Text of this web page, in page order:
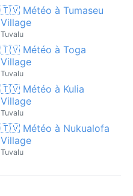
🇹🇻 Météo à Tumaseu
Village
Tuvalu
🇹🇻 Météo à Toga
Village
Tuvalu
🇹🇻 Météo à Kulia
Village
Tuvalu
🇹🇻 Météo à Nukualofa
Village
Tuvalu